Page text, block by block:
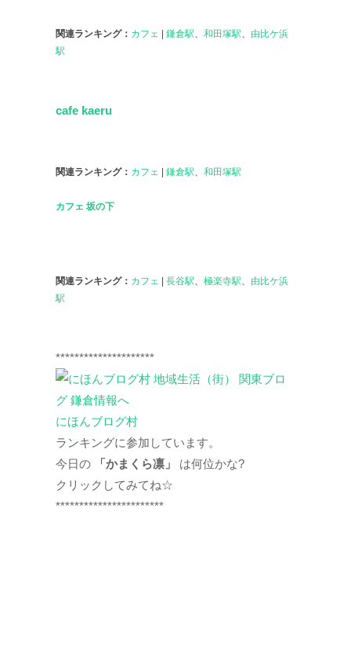
関連ランキング： カフェ 鎌倉駅、 和田塚駅、 由比ケ浜
駅
cafe kaeru
関連ランキング： カフェ 鎌倉駅、 和田塚駅
カフェ 坂の下
関連ランキング： カフェ | 長谷駅、 極楽寺駅、 由比ケ浜
駅
*********************
にほんブログ村
ランキングに参加しています。
今日の
「かまくら凛」
は何位かな?
クリックしてみてね☆
***********************